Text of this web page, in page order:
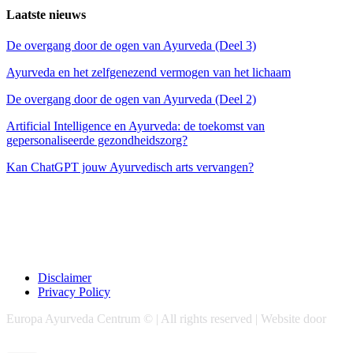
Laatste nieuws
De overgang door de ogen van Ayurveda (Deel 3)
Ayurveda en het zelfgenezend vermogen van het lichaam
De overgang door de ogen van Ayurveda (Deel 2)
Artificial Intelligence en Ayurveda: de toekomst van
gepersonaliseerde gezondheidszorg?
Kan ChatGPT jouw Ayurvedisch arts vervangen?
Disclaimer
Privacy Policy
Europa Ayurveda Centrum © | All rights reserved | Website door